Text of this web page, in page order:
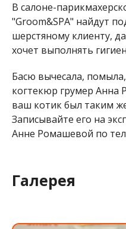
В салоне-
"Groom&SPA" найдут
шерстяному клиенту,
хочет выполнять
Басю вычесала,
когтекюр грумер Анна
ваш котик был таким
Записывайте его на
Анне Ромашевой по
Галерея